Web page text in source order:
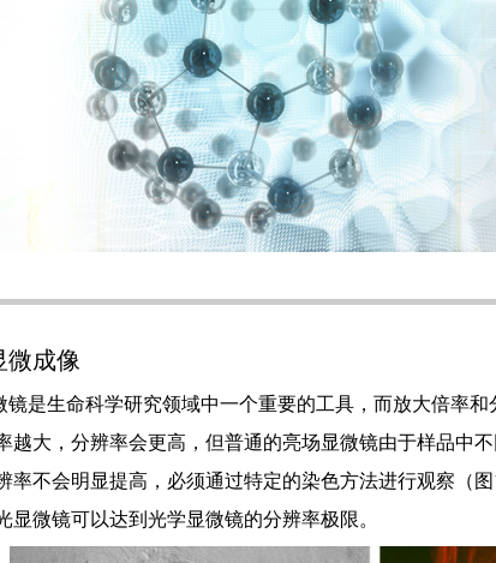
微成像
生命科学研究领域中一个重要的工具，而放大倍率和
越大，分辨率会更高，但普通的亮场显微镜由于样品中
率不会明显提高，必须通过特定的染色方法进行观察（
显微镜可以达到光学显微镜的分辨率极限。